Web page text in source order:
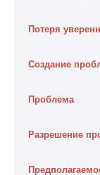
Потеря
Создание
Проблема
Разрешение